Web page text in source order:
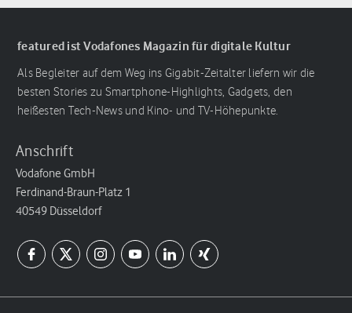
featured ist Vodafones Magazin für digitale Kultur
Als Begleiter auf dem Weg ins Gigabit-Zeitalter liefern wir die
besten Stories zu Smartphone-Highlights, Gadgets, den
heißesten Tech-News und Kino- und TV-Höhepunkte.
Anschrift
Vodafone GmbH
Ferdinand-Braun-Platz 1
40549 Düsseldorf